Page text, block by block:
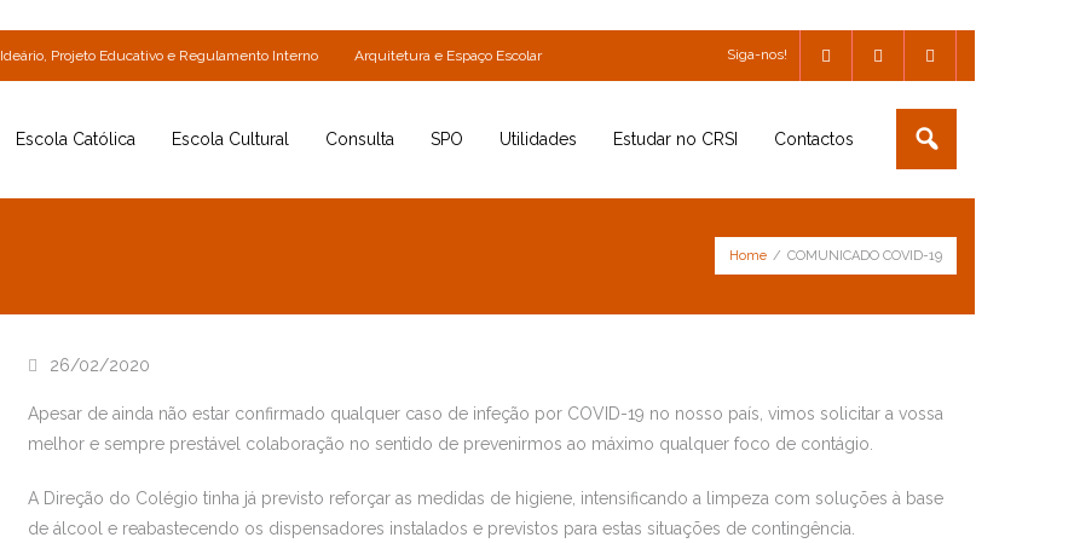
Ideário, Projeto Educativo e Regulamento Interno Arquitetura e Espaço Escolar Siga-nos!
Escola Católica Escola Cultural Consulta SPO Utilidades Estudar no CRSI Contactos
Home / COMUNICADO COVID-19
26/02/2020
Apesar de ainda não estar confirmado qualquer caso de infeção por COVID-19 no nosso país, vimos solicitar a vossa
melhor e sempre prestável colaboração no sentido de prevenirmos ao máximo qualquer foco de contágio.
A Direção do Colégio tinha já previsto reforçar as medidas de higiene, intensificando a limpeza com soluções à base
de álcool e reabastecendo os dispensadores instalados e previstos para estas situações de contingência.